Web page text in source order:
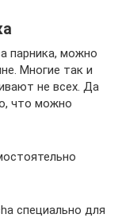
парника, можно
Многие так и
не всех. Да
что можно
специально для